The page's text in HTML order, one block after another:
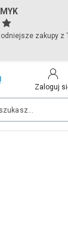
zakupy z
Zaloguj
i język
na teren